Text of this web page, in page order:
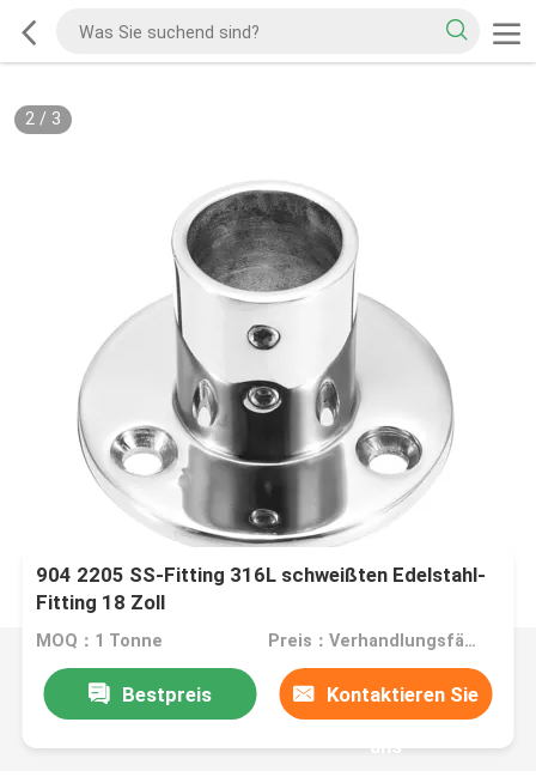
2/ 3
904 2205 SS-Fitting 316L schweißten Edelstahl-
Fitting 18 Zoll
MOQ：1 Tonne Preis：Verhandlungsfähig
Bestpreis Kontaktieren Sie
uns